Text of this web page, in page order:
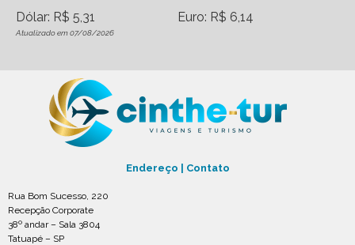
Dólar: R$ 5,31 Euro: R$ 6,14
Atualizado em 07/08/2026
Endereço | Contato
Rua Bom Sucesso, 220
Recepção Corporate
38º andar – Sala 3804
Tatuapé – SP